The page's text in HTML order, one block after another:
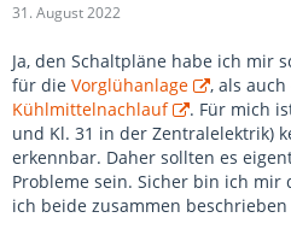
31. August 2022
Ja, den Schaltpläne habe ich mir
für die Vorglühanlage
, als
Kühlmittelnachlauf
. Für mich
und Kl. 31 in der Zentralelektrik)
erkennbar. Daher sollten es
Probleme sein. Sicher bin ich mir
ich beide zusammen beschrieben